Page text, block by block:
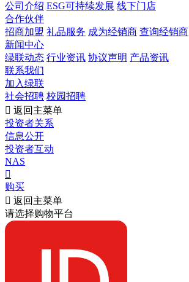
公司介绍 ESG可持续发展 线下门店
合作伙伴
招商加盟 礼品服务 成为经销商 查询经销商
新闻中心
绿联动态 行业资讯 协议声明 产品资讯
联系我们
加入绿联
社会招聘 校园招聘
 返回主菜单
投资者关系
信息公开
投资者互动
NAS

购买
 返回主菜单
请选择购物平台